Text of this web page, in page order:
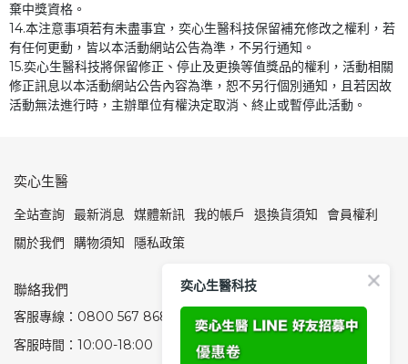
棄中獎資格。
14.本注意事項若有未盡事宜，奕心生醫科技保留補充修改之權利，若
有任何更動，皆以本活動網站公告為準，不另行通知。
15.奕心生醫科技將保留修正、停止及更換等值獎品的權利，活動相關
修正訊息以本活動網站公告內容為準，恕不另行個別通知，且若因故
活動無法進行時，主辦單位有權決定取消、終止或暫停此活動。
奕心生醫
全站查詢 最新消息 媒體新訊 我的帳戶 退換貨須知
會員權利
關於我們
購物須知 隱私政策
聯絡我們
客服專線：0800 567 868
客服時間：10:00-18:00
奕心生醫科技